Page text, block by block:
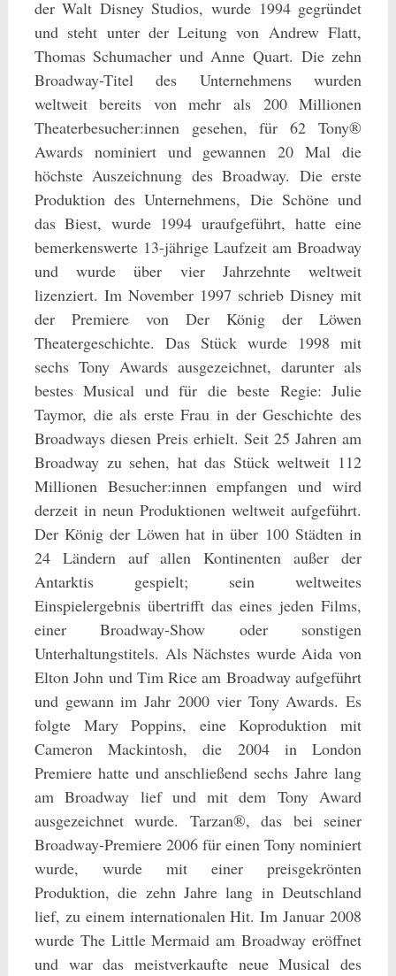
der Walt Disney Studios, wurde 1994 gegründet
und steht unter der Leitung von Andrew Flatt,
Thomas Schumacher und Anne Quart. Die zehn
Broadway-Titel des Unternehmens wurden
weltweit bereits von mehr als 200 Millionen
Theaterbesucher:innen gesehen, für 62 Tony®
Awards nominiert und gewannen 20 Mal die
höchste Auszeichnung des Broadway. Die erste
Produktion des Unternehmens, Die Schöne und
das Biest, wurde 1994 uraufgeführt, hatte eine
bemerkenswerte 13-jährige Laufzeit am Broadway
und wurde über vier Jahrzehnte weltweit
lizenziert. Im November 1997 schrieb Disney mit
der Premiere von Der König der Löwen
Theatergeschichte. Das Stück wurde 1998 mit
sechs Tony Awards ausgezeichnet, darunter als
bestes Musical und für die beste Regie: Julie
Taymor, die als erste Frau in der Geschichte des
Broadways diesen Preis erhielt. Seit 25 Jahren am
Broadway zu sehen, hat das Stück weltweit 112
Millionen Besucher:innen empfangen und wird
derzeit in neun Produktionen weltweit aufgeführt.
Der König der Löwen hat in über 100 Städten in
24 Ländern auf allen Kontinenten außer der
Antarktis gespielt; sein weltweites
Einspielergebnis übertrifft das eines jeden Films,
einer Broadway-Show oder sonstigen
Unterhaltungstitels. Als Nächstes wurde Aida von
Elton John und Tim Rice am Broadway aufgeführt
und gewann im Jahr 2000 vier Tony Awards. Es
folgte Mary Poppins, eine Koproduktion mit
Cameron Mackintosh, die 2004 in London
Premiere hatte und anschließend sechs Jahre lang
am Broadway lief und mit dem Tony Award
ausgezeichnet wurde. Tarzan®, das bei seiner
Broadway-Premiere 2006 für einen Tony nominiert
wurde, wurde mit einer preisgekrönten
Produktion, die zehn Jahre lang in Deutschland
lief, zu einem internationalen Hit. Im Januar 2008
wurde The Little Mermaid am Broadway eröffnet
und war das meistverkaufte neue Musical des